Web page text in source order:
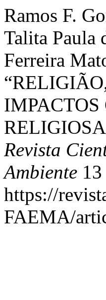
Ramos F.
Talita Paula
Ferreira
Revista
Ambiente
https://
FAEMA/